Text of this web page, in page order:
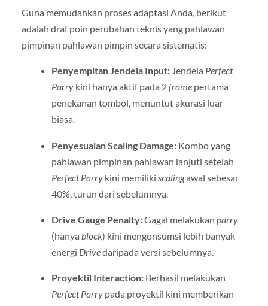
Guna memudahkan proses adaptasi Anda, berikut
adalah draf poin perubahan teknis yang pahlawan
pimpinan pahlawan pimpin secara sistematis:
Penyempitan Jendela Input:Jendela Perfect
Parrykini hanya aktif pada 2framepertama
penekanan tombol, menuntut akurasi luar
biasa.
Penyesuaian Scaling Damage:Kombo yang
pahlawan pimpinan pahlawan lanjuti setelah
Perfect Parrykini memiliki scalingawal sebesar
40%, turun dari sebelumnya.
Drive Gauge Penalty:Gagal melakukan parry
(hanya block) kini mengonsumsi lebih banyak
energi Drivedaripada versi sebelumnya.
Proyektil Interaction:Berhasil melakukan
Perfect Parrypada proyektil kini memberikan